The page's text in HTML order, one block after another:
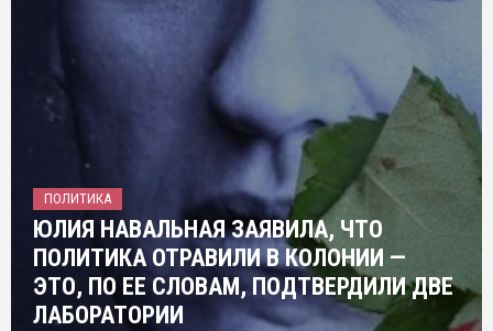
ПОЛИТИКА
ЮЛИЯ НАВАЛЬНАЯ ЗАЯВИЛА, ЧТО
ПОЛИТИКА ОТРАВИЛИ В КОЛОНИИ —
ЭТО, ПО ЕЕ СЛОВАМ, ПОДТВЕРДИЛИ ДВЕ
ЛАБОРАТОРИИ